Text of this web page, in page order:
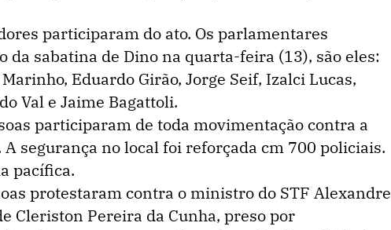
participaram do ato. Os parlamentares
da sabatina de Dino na quarta-feira (13), são eles:
Eduardo Girão, Jorge Seif, Izalci Lucas,
Val e Jaime Bagattoli.
participaram de toda movimentação contra a
segurança no local foi reforçada cm 700 policiais.
pacífica.
protestaram contra o ministro do STF Alexandre
Cleriston Pereira da Cunha, preso por